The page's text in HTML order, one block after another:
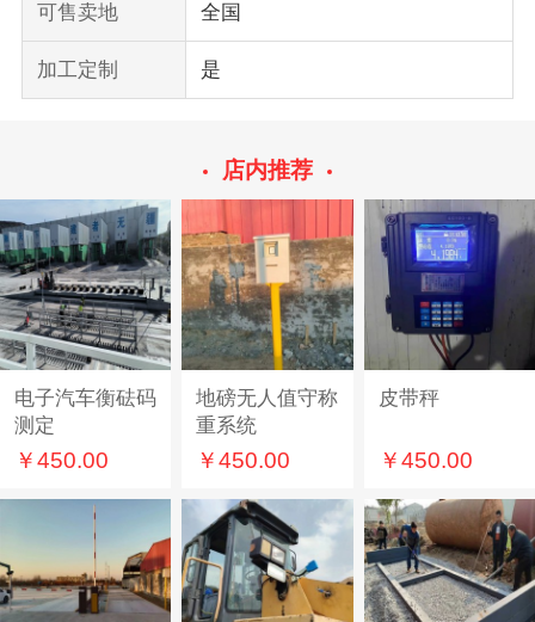
可售卖地 全国
加工定制 是
店内推荐
电子汽车衡砝码
测定
￥450.00
地磅无人值守称
重系统
￥450.00
皮带秤
￥450.00